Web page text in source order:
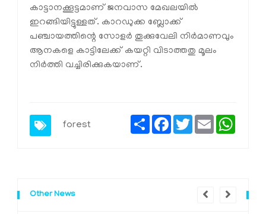
കാട്ടാനക്കൂട്ടമാണ് ജനവാസ മേഖലയില്‍
ഇറങ്ങിയിട്ടുള്ളത്. കാറഡുക്ക ബ്ലോക്ക്
പഞ്ചായത്തിന്റെ സോളര്‍ തൂക്കുവേലി നിര്‍മാണവും
ആനകളെ കാട്ടിലേക്ക് കയറ്റി വിടാത്തതു മൂലം
നിര്‍ത്തി വച്ചിരിക്കുകയാണ്.
forest
ShareFacebook
TwitterEmail
Other News